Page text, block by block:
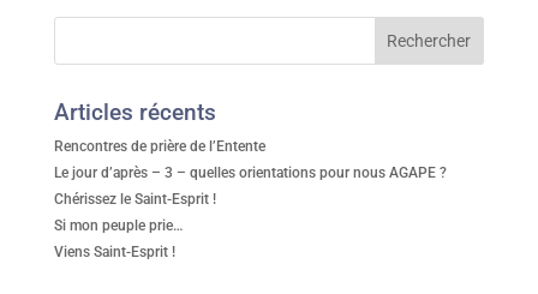
Articles récents
Rencontres de prière de l’Entente
Le jour d’après – 3 – quelles orientations pour nous AGAPE ?
Chérissez le Saint-Esprit !
Si mon peuple prie…
Viens Saint-Esprit !